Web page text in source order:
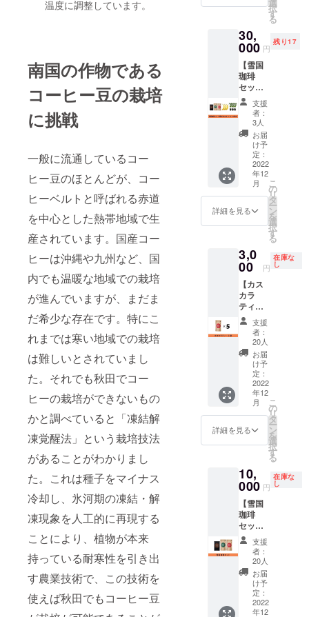
温度に調整しています。
南国の作物である
コーヒー豆の栽培
に挑戦
一般に流通しているコー
ヒー豆のほとんどが、コー
ヒーベルトと呼ばれる赤道
を中心とした熱帯地域で生
産されています。国産コー
ヒーは沖縄や九州など、国
内でも温暖な地域での栽培
が進んでいますが、まだま
だ希少な存在です。特にこ
れまでは寒い地域での栽培
は難しいとされていまし
た。それでも秋田でコー
ヒーの栽培ができないもの
かと調べていると「凍結解
凍覚醒法」という栽培技法
があることがわかりまし
た。これは種子をマイナス
冷却し、氷河期の凍結・解
凍現象を人工的に再現する
ことにより、植物が本来
持っている耐寒性を引き出
す農業技術で、この技術を
使えば秋田でもコーヒー豆
してお
料及び
添加物
等の食
品表示
はお届
け商品
のラベ
ルに表
記され
ます。
商品開
封前に
は必ず
お届け
のリ
に貼付
された
書きを
ご確認
くださ
い。
パック)
／リー
フ
ティー
１袋（5
パッ
ク）／
雪国
コー
ヒー１
袋（20g
※約１杯
分） 保
存方
法：
ケージ
に記載
す） 賞
味期
限：360
日 産
地：秋
田県美
郷町 添
加物等
は使用
してお
りませ
料及び
添加物
等の食
はお届
け商品
記され
ます。
商品開
封前に
は必ず
お届け
のリ
ターン
に貼付
された
ラベル
や注意
書きを
から2年
ほどで
収穫が
出来ま
す。 ※
送料は
負担い
たしま
雪国
コー
ヒー
セット
重量：
200g 内
容量：
カスカ
パック)
／リー
フ
ティー
１袋（5
パッ
ク）／
雪国
コー
ヒー１
袋（20g
※約１杯
分） 保
存方
法：
ケージ
に記載
す） 賞
味期
限：360
日 産
地：秋
田県美
郷町 添
加物等
は使用
してお
りませ
材料及
が一緒
た雪国
珈琲
セット
に、同
じく美
郷町の
清水と
完全無
農薬で
育った
雪国ば
ななが
ついて
きま
す。 ※
送料は
負担い
コー
ヒー
セット
重量：
200g 内
容量：
カスカ
ティー
１袋(5
パック)
／リー
ティー
１袋（5
パッ
ク）／
袋（20g
※約１杯
分） 保
存方
法：
（パッ
ケージ
に記載
してお
りま
す） 賞
味期
限：360
択
す
る
30,
000 円
残り17
【雪国
珈琲
セット
+雪国ば
なな３
本+コー
ヒーの
苗３
本】 焙
煎した
コー
ヒー豆
と、カ
スカラ
ティー
とリー
ティー
が一緒
になっ
た雪国
珈琲
セット
に、同
じく美
郷町の
清水と
完全無
農薬で
育った
雪国ば
なな、
高さ
30cm以
琲の苗
をお届
け！ ※
送料は
負担い
たしま
す 名称:
雪国
コー
ヒー
セット
重量：
200g 内
支援
者：
3人
お届
け予
定：
2022
年12
月
詳細を見る
こ
の
リ
タ
ー
ン
を
選
択
す
る
3,0
00 円
在庫な
し
【カス
カラ
ティー
５袋】
ローズ
ヒップ
ティー
のよう
な華や
かで爽
やかな
風味
の、
コー
ヒーの
果肉を
お茶で
す。1袋
に5杯分
の
ティー
パック
が入っ
ていま
す。 ※
送料は
負担い
たしま
支援
者：
20人
お届
け予
定：
2022
年12
月
詳細を見る
こ
の
リ
タ
ー
ン
を
選
択
す
る
10,
000 円
在庫な
し
【雪国
珈琲
セッ
ト】 焙
煎した
コー
ヒー豆
と、カ
スカラ
ティー
とリー
支援
者：
20人
お届
け予
定：
2022
年12